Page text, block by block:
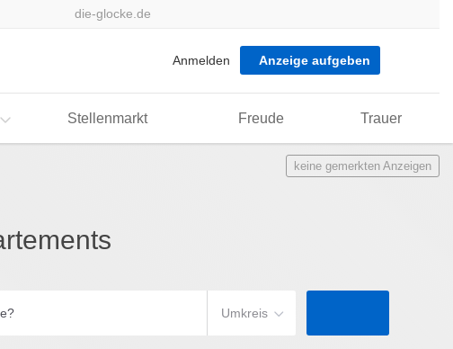
die-glocke.de
Anmelden Anzeige aufgeben
Stellenmarkt Freude Trauer
keine gemerkten Anzeigen
Umkreis